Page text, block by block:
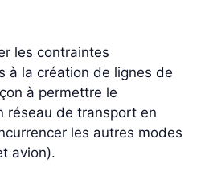
les contraintes
à la création de lignes de
à permettre le
réseau de transport en
les autres modes
avion).